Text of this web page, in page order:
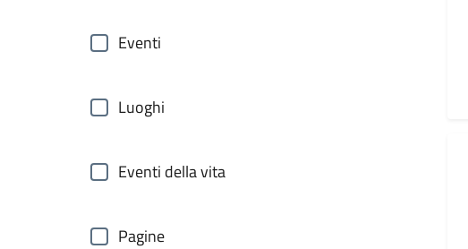
Eventi
Luoghi
Eventi della vita
Pagine